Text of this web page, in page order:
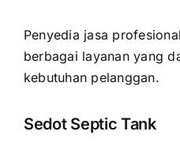
Penyedia jasa
berbagai layanan yang
kebutuhan pelanggan.
Sedot Septic Tank